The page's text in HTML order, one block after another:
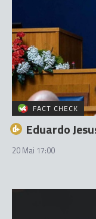
FACT CHECK
Eduardo
20 Mai 17:00